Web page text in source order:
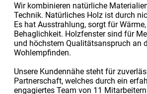
Wir kombinieren natürliche
Technik. Natürliches Holz ist durch
Es hat Ausstrahlung, sorgt für
Behaglichkeit. Holzfenster sind für
und höchstem Qualitätsanspruch an
Wohlempfinden.
Unsere Kundennähe steht für
Partnerschaft, welches durch ein
engagiertes Team von 11